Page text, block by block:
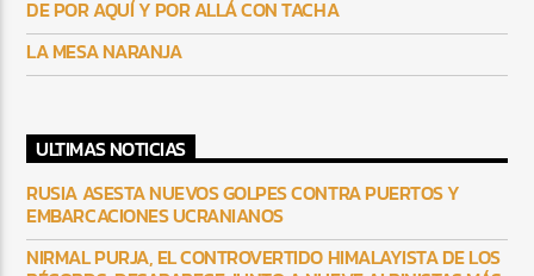
DE POR AQUÍ Y POR ALLÁ CON TACHA
LA MESA NARANJA
ULTIMAS NOTICIAS
RUSIA ASESTA NUEVOS GOLPES CONTRA PUERTOS Y
EMBARCACIONES UCRANIANOS
NIRMAL PURJA, EL CONTROVERTIDO HIMALAYISTA DE LOS